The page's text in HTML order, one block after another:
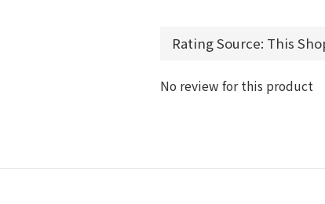
No review for this product